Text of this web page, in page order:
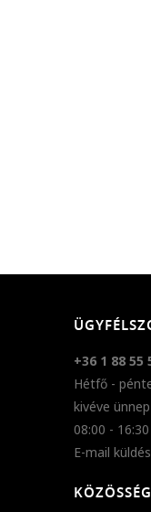
+36 1 88 55
Hétfő -
kivéve
08:00 - 16:30
E-mail